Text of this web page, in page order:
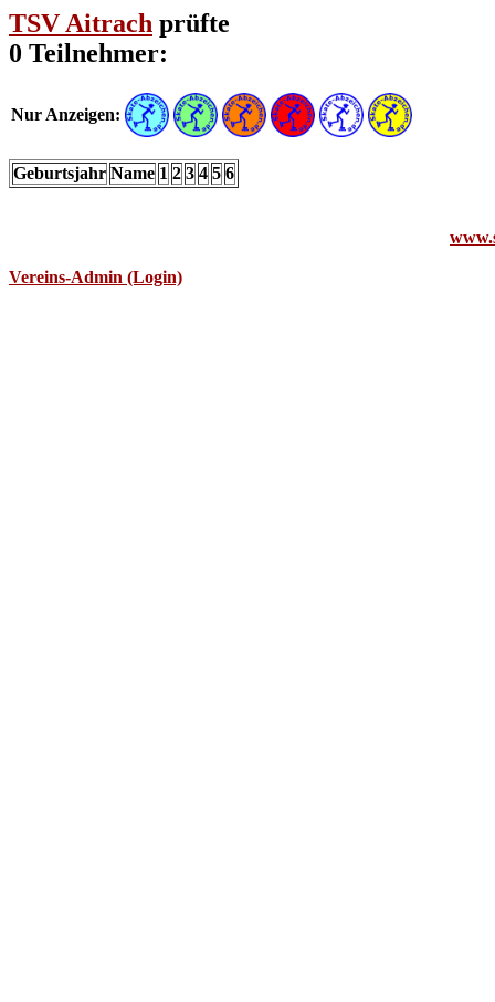
TSV Aitrach prüfte
0 Teilnehmer:
Nur Anzeigen:
Geburtsjahr Name 1 2 3 4 5 6
Vereins-Admin (Login)